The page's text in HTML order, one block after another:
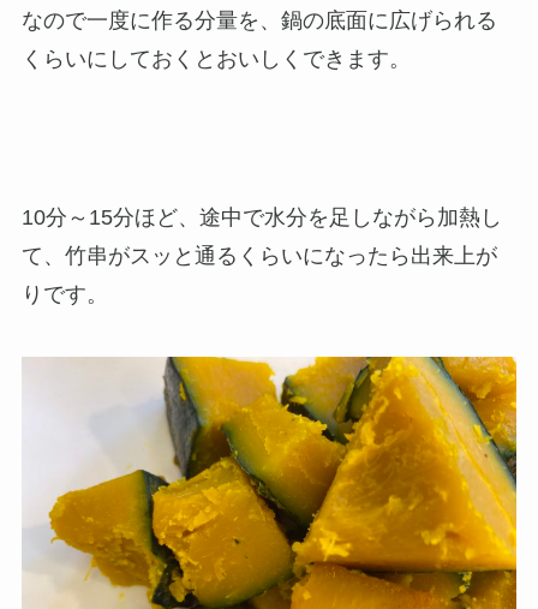
なので一度に作る分量を、鍋の底面に広げられる
くらいにしておくとおいしくできます。
10分～15分ほど、途中で水分を足しながら加熱し
て、竹串がスッと通るくらいになったら出来上が
りです。